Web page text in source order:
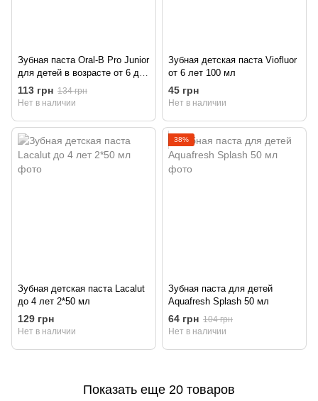
Зубная паста Oral-B Pro Junior
для детей в возрасте от 6 до
12 лет 75 мл
113 грн 134 грн
Нет в наличии
Зубная детская паста Viofluor
от 6 лет 100 мл
45 грн
Нет в наличии
Зубная детская паста Lacalut
до 4 лет 2*50 мл
129 грн
Нет в наличии
38%
Зубная паста для детей
Aquafresh Splash 50 мл
64 грн 104 грн
Нет в наличии
Показать еще 20 товаров